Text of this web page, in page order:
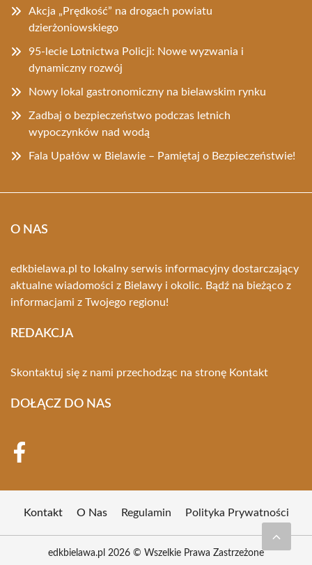
Akcja „Prędkość” na drogach powiatu
dzierżoniowskiego
95-lecie Lotnictwa Policji: Nowe wyzwania i
dynamiczny rozwój
Nowy lokal gastronomiczny na bielawskim rynku
Zadbaj o bezpieczeństwo podczas letnich
wypoczynków nad wodą
Fala Upałów w Bielawie – Pamiętaj o Bezpieczeństwie!
O NAS
edkbielawa.pl to lokalny serwis informacyjny dostarczający
aktualne wiadomości z Bielawy i okolic. Bądź na bieżąco z
informacjami z Twojego regionu!
REDAKCJA
Skontaktuj się z nami przechodząc na stronę Kontakt
DOŁĄCZ DO NAS
Kontakt O Nas Regulamin Polityka Prywatności
edkbielawa.pl 2026 © Wszelkie Prawa Zastrzeżone